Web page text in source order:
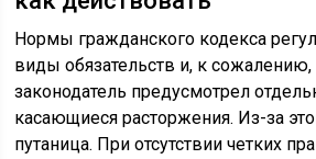
Нормы гражданского кодекса
виды обязательств и, к
законодатель предусмотрел
касающиеся расторжения. Из-за
путаница. При отсутствии четких